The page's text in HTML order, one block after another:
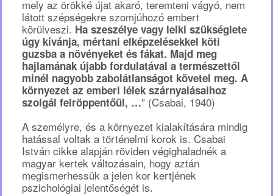
mely az örökké újat akaró, teremteni vágyó, nem
látott szépségekre szomjúhozó embert
körülveszi. Ha szeszélye vagy lelki szükséglete
úgy kívánja, mértani elképzelésekkel köti
guzsba a növényeket és fákat. Majd meg
hajlamának újabb fordulatával a természettől
minél nagyobb zabolátlanságot követel meg. A
környezet az emberi lélek szárnyalásaihoz
szolgál felröppentőül, …” (Csabai, 1940)
A személyre, és a környezet kialakítására mindig
hatással voltak a történelmi korok is. Csabai
István cikke alapján röviden végighaladnék a
magyar kertek változásain, hogy aztán
megismerhessük a jelen kor kertjének
pszichológiai jelentőségét is.